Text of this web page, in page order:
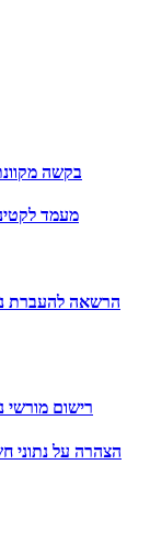
בקשה
מעמד
הרשאה להעברת
רישום מורשי
הצהרה על נתוני